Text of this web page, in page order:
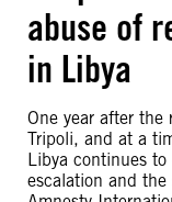
abuse of
in Libya
One year after
Tripoli, and at a
Libya continues
escalation and